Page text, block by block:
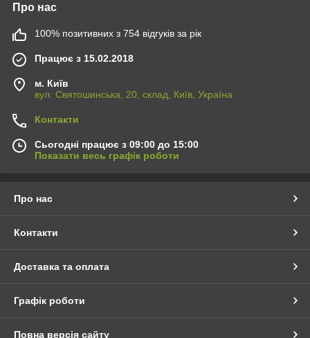
Про нас
100% позитивних з 754 відгуків за рік
Працює з 15.02.2018
м. Київ
вул. Святошинська, 20, склад, Київ, Україна
Контакти
Сьогодні працює з 09:00 до 15:00
Показати весь графік роботи
Про нас
Контакти
Доставка та оплата
Графік роботи
Повна версія сайту